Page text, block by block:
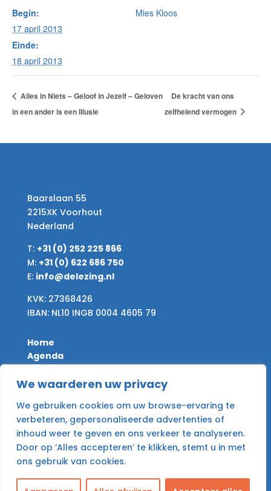
We waarderen uw privacy
We gebruiken cookies om uw browse-ervaring te
verbeteren, gepersonaliseerde advertenties of
inhoud weer te geven en ons verkeer te analyseren.
Door op ‘Alles accepteren’ te klikken, stemt u in met
ons gebruik van cookies.
Begin:
17 april 2013
Einde:
18 april 2013
Mies Kloos
Alles in Niets – Geloof in Jezelf – Geloven
in een ander is een Illusie
De kracht van ons
zelfhelend vermogen
Baarslaan 55
2215XK Voorhout
Nederland
T: +31 (0) 252 225 866
M: +31 (0) 622 686 750
E: info@delezing.nl
KVK: 27368426
IBAN: NL10 INGB 0004 4605 79
Home
Agenda
Desire & Give
Contact
Algemene voorwaarden
Privacy Policy
NL